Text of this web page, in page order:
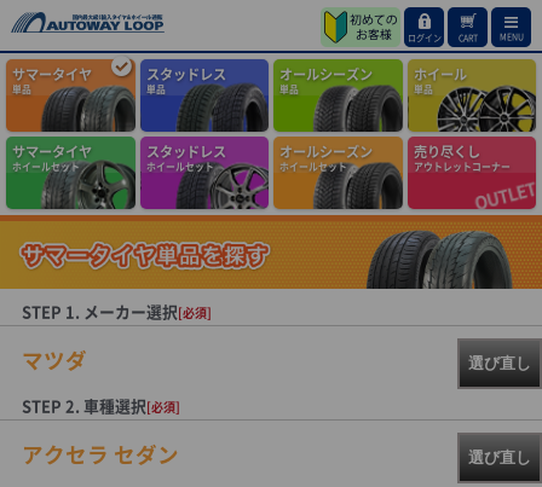
ログイン CART MENU
サマータイヤ
単品
スタッドレス
単品
オールシーズン
単品
ホイール
単品
サマータイヤ
ホイールセット
スタッドレス
ホイールセット
オールシーズン
ホイールセット
売り尽くし
アウトレットコーナー
STEP 1. メーカー選択[必須]
マツダ 選び直し
STEP 2. 車種選択[必須]
アクセラ セダン 選び直し